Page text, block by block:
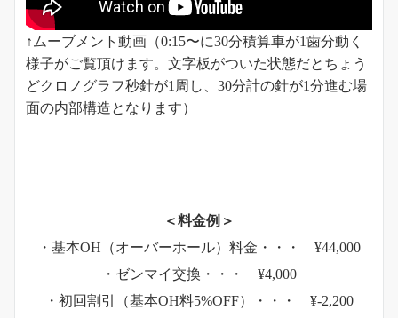
↑ムーブメント動画（0:15〜に30分積算車が1歯分動く
様子がご覧頂けます。文字板がついた状態だとちょう
どクロノグラフ秒針が1周し、30分計の針が1分進む場
面の内部構造となります）
＜料金例＞
・基本OH（オーバーホール）料金・・・ ¥44,000
・ゼンマイ交換・・・ ¥4,000
・初回割引（基本OH料5%OFF）・・・ ¥-2,200